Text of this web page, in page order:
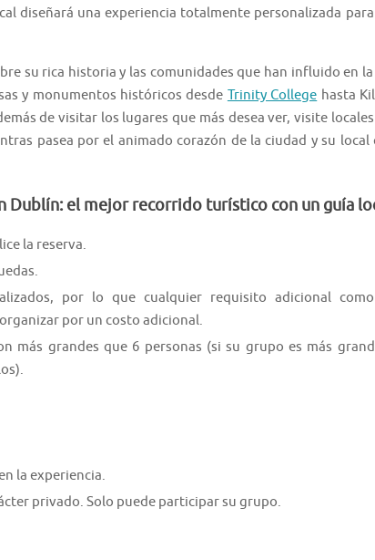
diseñará una experiencia totalmente personalizada
su rica historia y las comunidades que han influido en
y monumentos históricos desde Trinity College hasta
de visitar los lugares que más desea ver, visite
pasea por el animado corazón de la ciudad y su local
Dublín: el mejor recorrido turístico con un guía
la reserva.
por lo que cualquier requisito adicional
por un costo adicional.
más grandes que 6 personas (si su grupo es más
la experiencia.
privado. Solo puede participar su grupo.